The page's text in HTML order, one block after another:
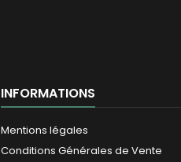
INFORMATIONS
Mentions légales
Conditions Générales de Vente